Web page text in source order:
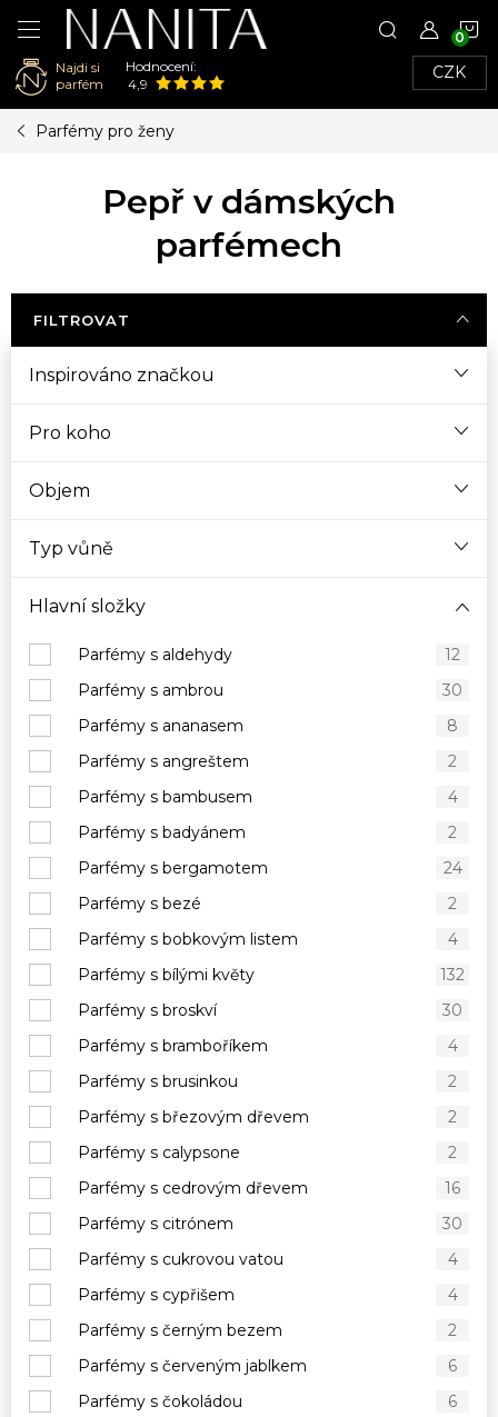
Najdi si
parfém
Hodnocení:
4,9
CZK
Parfémy pro ženy
Pepř v dámských
parfémech
FILTROVAT
Inspirováno značkou
Pro koho
Objem
Typ vůně
Hlavní složky
Parfémy s aldehydy
12
Parfémy s ambrou
30
Parfémy s ananasem
8
Parfémy s angreštem
2
Parfémy s bambusem
4
Parfémy s badyánem
2
Parfémy s bergamotem
24
Parfémy s bezé
2
Parfémy s bobkovým listem
4
Parfémy s bílými květy
132
Parfémy s broskví
30
Parfémy s bramboříkem
4
Parfémy s brusinkou
2
Parfémy s březovým dřevem
2
Parfémy s calypsone
2
Parfémy s cedrovým dřevem
16
Parfémy s citrónem
30
Parfémy s cukrovou vatou
4
Parfémy s cypřišem
4
Parfémy s černým bezem
2
Parfémy s červeným jablkem
6
Parfémy s čokoládou
6